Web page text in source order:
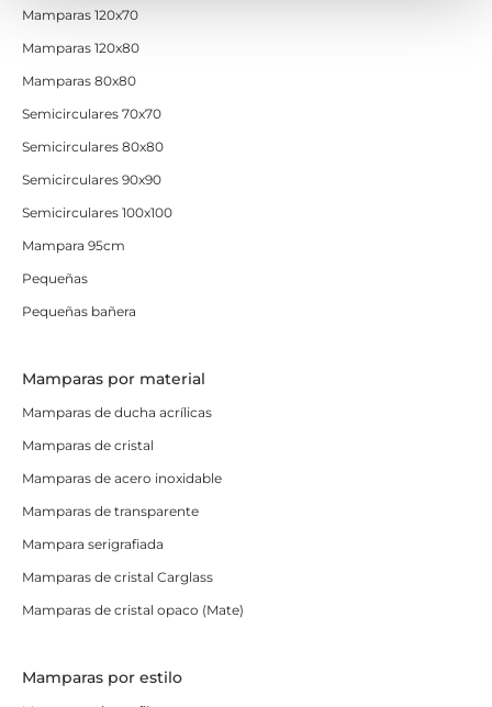
Mamparas 120x70
Mamparas 120x80
Mamparas 80x80
Semicirculares 70x70
Semicirculares 80x80
Semicirculares 90x90
Semicirculares 100x100
Mampara 95cm
Pequeñas
Pequeñas bañera
Mamparas por material
Mamparas de ducha acrílicas
Mamparas de cristal
Mamparas de acero inoxidable
Mamparas de transparente
Mampara serigrafiada
Mamparas de cristal Carglass
Mamparas de cristal opaco (Mate)
Mamparas por estilo